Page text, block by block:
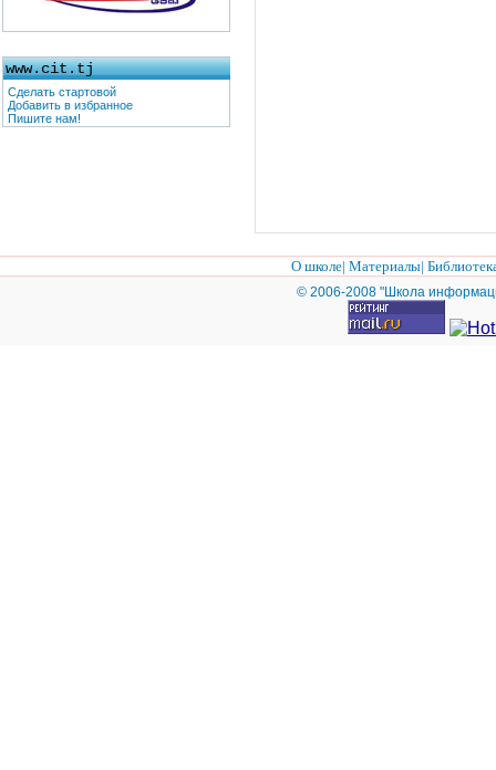
www.cit.tj
Сделать стартовой
Добавить в избранное
Пишите нам!
О школе| Материалы|
© 2006-2008 "Школа